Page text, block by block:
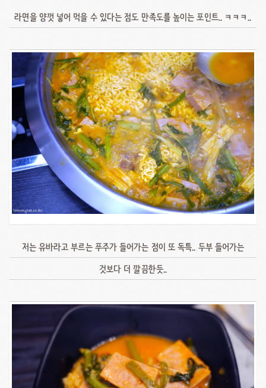
라면을 양껏 넣어 먹을 수 있다는 점도 만족도를 높이는 포인트.. ㅋㅋㅋ..
저는 유바라고 부르는 푸주가 들어가는 점이 또 독특.. 두부 들어가는
것보다 더 깔끔한듯..